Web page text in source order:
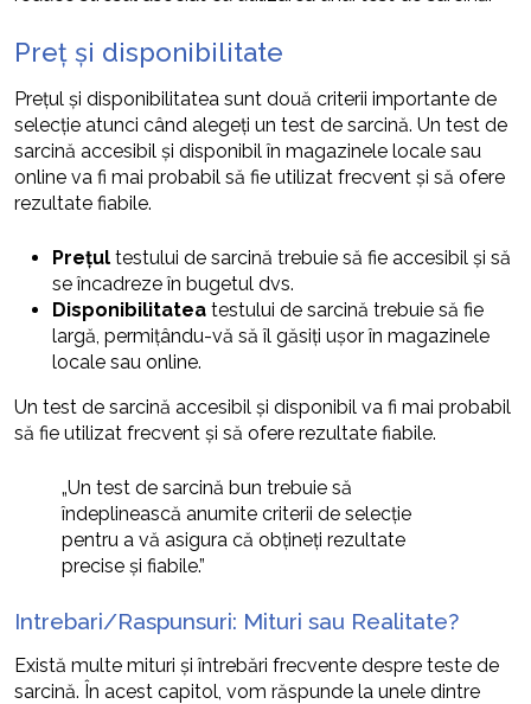
Preț și disponibilitate
Prețul și disponibilitatea sunt două criterii importante de
selecție atunci când alegeți un test de sarcină. Un test de
sarcină accesibil și disponibil în magazinele locale sau
online va fi mai probabil să fie utilizat frecvent și să ofere
rezultate fiabile.
Prețul testului de sarcină trebuie să fie accesibil și să
se încadreze în bugetul dvs.
Disponibilitatea testului de sarcină trebuie să fie
largă, permițându-vă să îl găsiți ușor în magazinele
locale sau online.
Un test de sarcină accesibil și disponibil va fi mai probabil
să fie utilizat frecvent și să ofere rezultate fiabile.
„Un test de sarcină bun trebuie să
îndeplinească anumite criterii de selecție
pentru a vă asigura că obțineți rezultate
precise și fiabile.”
Intrebari/Raspunsuri: Mituri sau Realitate?
Există multe mituri și întrebări frecvente despre teste de
sarcină. În acest capitol, vom răspunde la unele dintre